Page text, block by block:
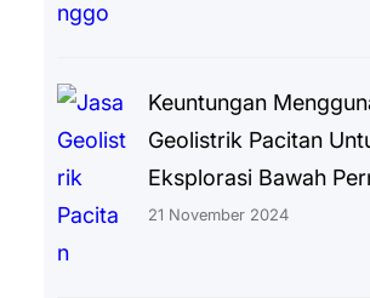
Keuntungan
Geolistrik Pacitan
Eksplorasi Bawah
21 November 2024